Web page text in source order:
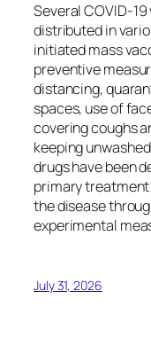
Several COVID-
distributed in
initiated mass
preventive
distancing,
spaces, use of
covering coughs
keeping
drugs have been
primary
the disease
experimental
July 31, 2026